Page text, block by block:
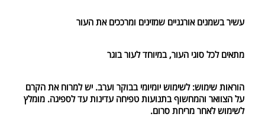
עשיר בשמנים אורגניים שמזינים ומרככים את העור
מתאים לכל סוגי העור, במיוחד לעור בוגר
הוראות שימוש: לשימוש יומיומי בבוקר וערב. יש למרוח את הקרם
על הצוואר והמחשוף בתנועות טפיחה עדינות עד לספיגה. מומלץ
לשימוש לאחר מריחת סרום.